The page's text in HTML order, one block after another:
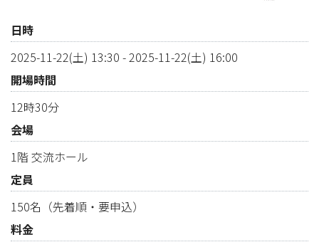
日時
2025-11-22(土) 13:30 -2025-11-22(土) 16:00
開場時間
12時30分
会場
1階 交流ホール
定員
150名（先着順・要申込）
料金